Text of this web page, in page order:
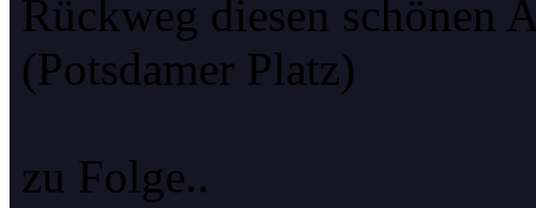
Rückweg diesen schönen
(Potsdamer Platz)
zu Folge..